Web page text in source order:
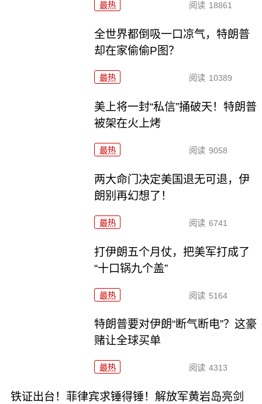
最热 阅读 18861
全世界都倒吸一口凉气，特朗普
却在家偷偷P图？
最热 阅读 10389
美上将一封“私信”捅破天！特朗普
被架在火上烤
最热 阅读 9058
两大命门决定美国退无可退，伊
朗别再幻想了！
最热 阅读 6741
打伊朗五个月仗，把美军打成了
“十口锅九个盖”
最热 阅读 5164
特朗普要对伊朗“断气断电”？这豪
赌让全球买单
最热 阅读 4313
铁证出台！菲律宾求锤得锤！解放军黄岩岛亮剑